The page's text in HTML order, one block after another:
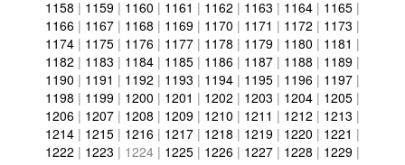
1158 | 1159 | 1160 | 1161 | 1162 | 1163 | 1164 | 1165 |
1166 | 1167 | 1168 | 1169 | 1170 | 1171 | 1172 | 1173 |
1174 | 1175 | 1176 | 1177 | 1178 | 1179 | 1180 | 1181 |
1182 | 1183 | 1184 | 1185 | 1186 | 1187 | 1188 | 1189 |
1190 | 1191 | 1192 | 1193 | 1194 | 1195 | 1196 | 1197 |
1198 | 1199 | 1200 | 1201 | 1202 | 1203 | 1204 | 1205 |
1206 | 1207 | 1208 | 1209 | 1210 | 1211 | 1212 | 1213 |
1214 | 1215 | 1216 | 1217 | 1218 | 1219 | 1220 | 1221 |
1222 | 1223 | 1224 | 1225 | 1226 | 1227 | 1228 | 1229 |